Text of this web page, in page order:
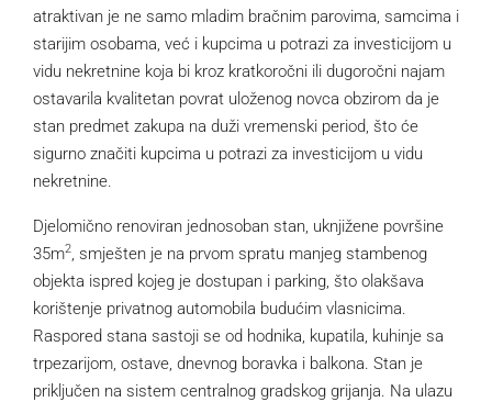
atraktivan je ne samo mladim bračnim parovima, samcima i
starijim osobama, već i kupcima u potrazi za investicijom u
vidu nekretnine koja bi kroz kratkoročni ili dugoročni najam
ostavarila kvalitetan povrat uloženog novca obzirom da je
stan predmet zakupa na duži vremenski period, što će
sigurno značiti kupcima u potrazi za investicijom u vidu
nekretnine.
Djelomično renoviran jednosoban stan, uknjižene površine
35m2
, smješten je na prvom spratu manjeg stambenog
objekta ispred kojeg je dostupan i parking, što olakšava
korištenje privatnog automobila budućim vlasnicima.
Raspored stana sastoji se od hodnika, kupatila, kuhinje sa
trpezarijom, ostave, dnevnog boravka i balkona. Stan je
priključen na sistem centralnog gradskog grijanja. Na ulazu